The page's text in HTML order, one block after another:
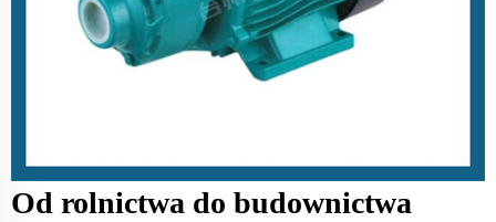
Od rolnictwa do budownictwa